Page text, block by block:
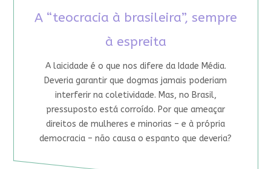
A “teocracia à brasileira”, sempre
à espreita
A laicidade é o que nos difere da Idade Média.
Deveria garantir que dogmas jamais poderiam
interferir na coletividade. Mas, no Brasil,
pressuposto está corroído. Por que ameaçar
direitos de mulheres e minorias – e à própria
democracia – não causa o espanto que deveria?